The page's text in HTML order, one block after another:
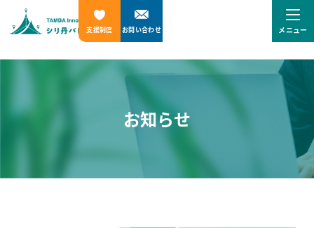
支援制度 お問い合わせ メニュー
お知らせ